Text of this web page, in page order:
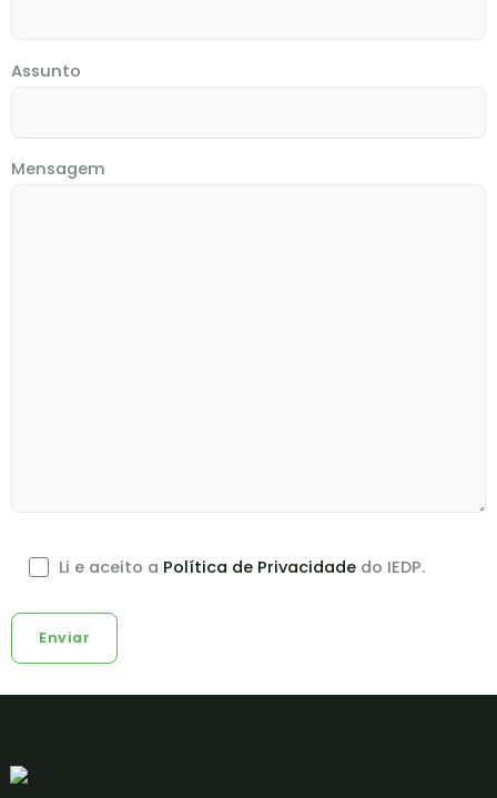
Assunto
Mensagem
Li e aceito a Política de Privacidade do IEDP.